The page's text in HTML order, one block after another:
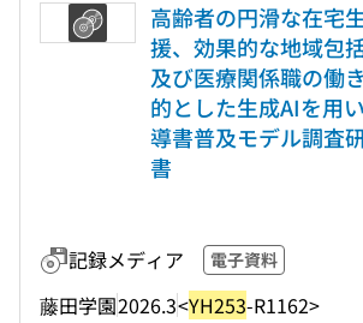
高齢者の円滑な在宅
援、効果的な地域包
及び医療関係職の働
的とした生成AIを用
導書普及モデル調査
書
記録メディア 電子資料
藤田学園2026.3<YH253-R1162>